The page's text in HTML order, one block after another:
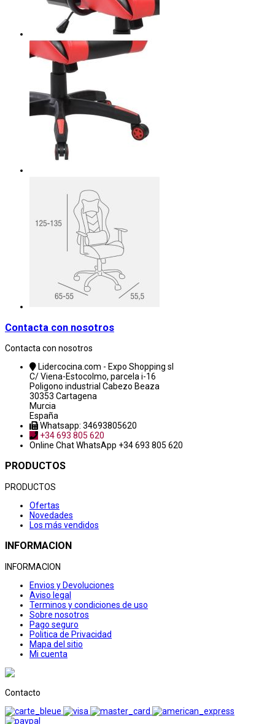
Contacta con nosotros
Contacta con nosotros
Lidercocina.com - Expo Shopping sl
C/ Viena-Estocolmo, parcela i-16
Poligono industrial Cabezo Beaza
30353 Cartagena
Murcia
España
Whatsapp: 34693805620
+34 693 805 620
Online ChatWhatsApp +34 693 805 620
PRODUCTOS
PRODUCTOS
Ofertas
Novedades
Los más vendidos
INFORMACION
INFORMACION
Envios y Devoluciones
Aviso legal
Terminos y condiciones de uso
Sobre nosotros
Pago seguro
Politica de Privacidad
Mapa del sitio
Mi cuenta
Contacto